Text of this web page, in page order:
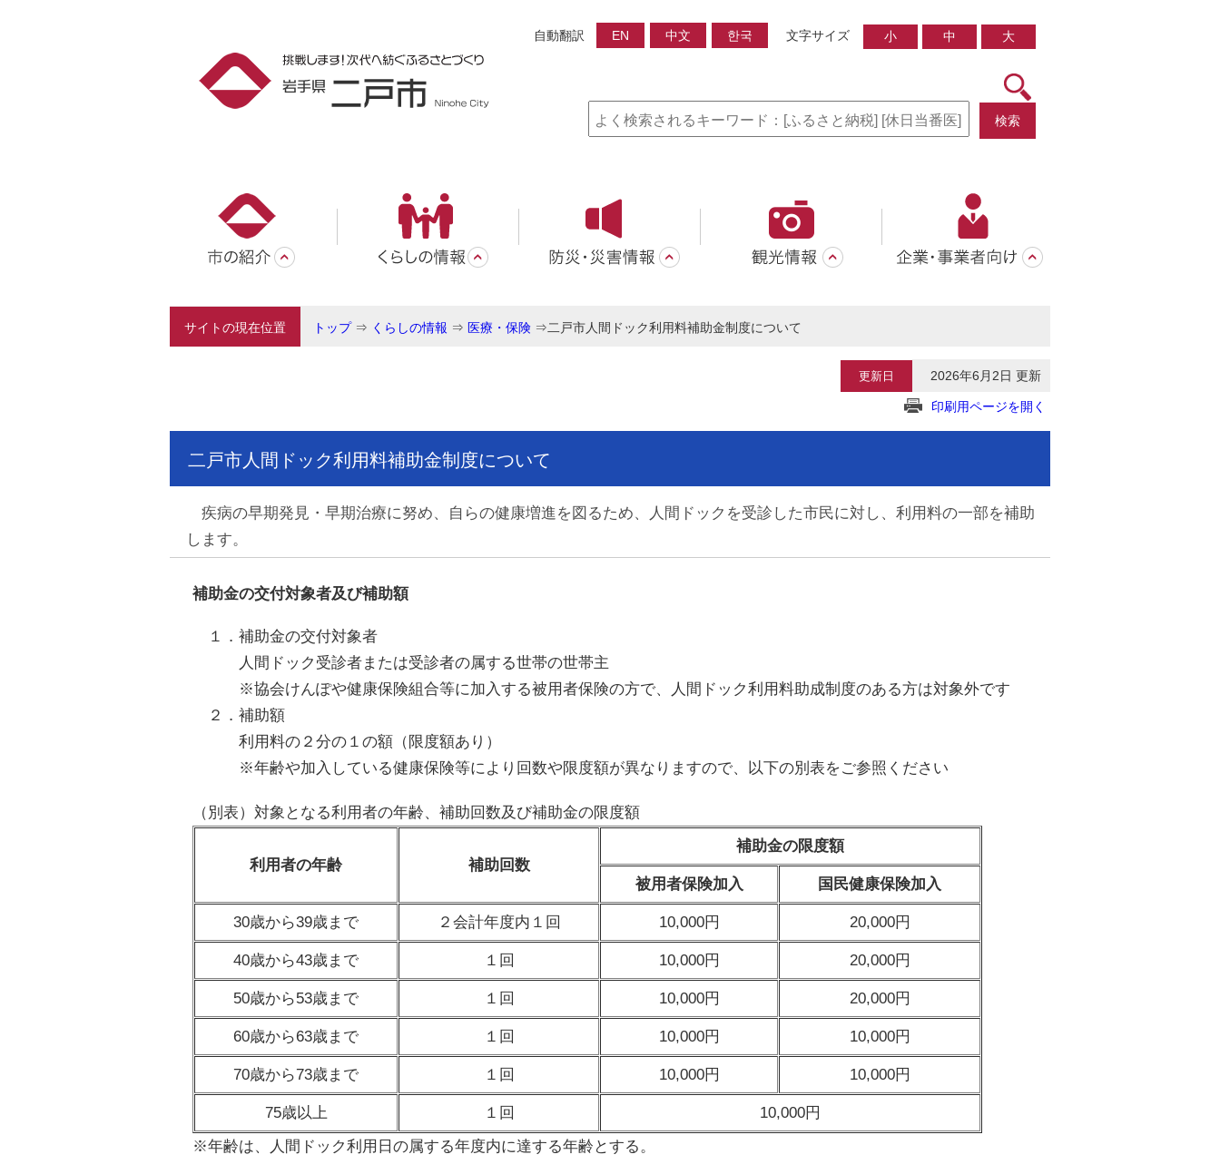
自動翻訳 EN 中文 한국 文字サイズ 小 中 大
検索
サイトの現在位置 トップ⇒ くらしの情報 ⇒ 医療・保険 ⇒二戸市人間ドック利用料補助金制度について
更新日 2026年6月2日 更新
印刷用ページを開く
二戸市人間ドック利用料補助金制度について
疾病の早期発見・早期治療に努め、自らの健康増進を図るため、人間ドックを受診した市民に対し、利用料の一部を補助
します。
補助金の交付対象者及び補助額
１．補助金の交付対象者
人間ドック受診者または受診者の属する世帯の世帯主
※協会けんぽや健康保険組合等に加入する被用者保険の方で、人間ドック利用料助成制度のある方は対象外です
２．補助額
利用料の２分の１の額（限度額あり）
※年齢や加入している健康保険等により回数や限度額が異なりますので、以下の別表をご参照ください
（別表）対象となる利用者の年齢、補助回数及び補助金の限度額
利用者の年齢 補助回数
補助金の限度額
被用者保険加入 国民健康保険加入
30歳から39歳まで ２会計年度内１回 10,000円 20,000円
40歳から43歳まで １回 10,000円 20,000円
50歳から53歳まで １回 10,000円 20,000円
60歳から63歳まで １回 10,000円 10,000円
70歳から73歳まで １回 10,000円 10,000円
75歳以上 １回
10,000円
※年齢は、人間ドック利用日の属する年度内に達する年齢とする。